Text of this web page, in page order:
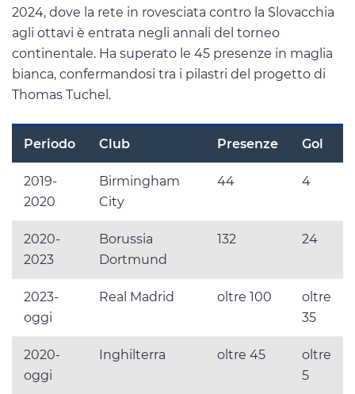
2024, dove la rete in rovesciata contro la Slovacchia
agli ottavi è entrata negli annali del torneo
continentale. Ha superato le 45 presenze in maglia
bianca, confermandosi tra i pilastri del progetto di
Thomas Tuchel.
Periodo Club Presenze Gol
2019-
2020
Birmingham
City
44 4
2020-
2023
Borussia
Dortmund
132 24
2023-
oggi
Real Madrid oltre 100
oltre
35
2020-
oggi
Inghilterra oltre 45
oltre
5